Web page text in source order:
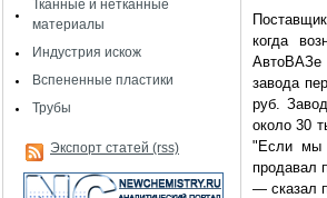
Тканные и нетканные
материалы
Индустрия искож
Вспененные пластики
Трубы
Экспорт статей (rss)
когда
АвтоВАЗе
завода
руб.
около 30
"Если мы
продавал
— сказал